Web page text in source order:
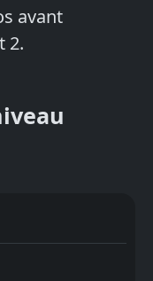
avant
2.